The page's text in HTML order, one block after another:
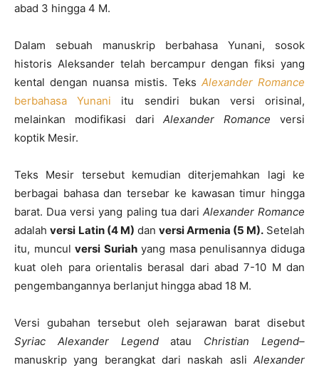
abad 3 hingga 4 M.
Dalam sebuah manuskrip berbahasa Yunani, sosok
historis Aleksander telah bercampur dengan fiksi yang
kental dengan nuansa mistis. Teks Alexander Romance
berbahasa Yunani itu sendiri bukan versi orisinal,
melainkan modifikasi dariAlexander Romanceversi
koptik Mesir.
Teks Mesir tersebut kemudian diterjemahkan lagi ke
berbagai bahasa dan tersebar ke kawasan timur hingga
barat. Dua versi yang paling tua dari Alexander Romance
adalahversi Latin (4 M) dan versi Armenia (5 M).Setelah
itu, munculversi Suriahyang masa penulisannya diduga
kuat oleh para orientalis berasal dari abad 7-10 M dan
pengembangannya berlanjut hingga abad 18 M.
Versi gubahan tersebut oleh sejarawan barat disebut
Syriac Alexander Legendatau Christian Legend–
manuskrip yang berangkat dari naskah asli Alexander